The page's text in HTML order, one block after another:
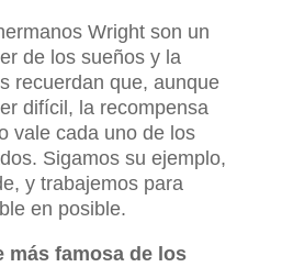
Wright son un
de los sueños y la
recuerdan que, aunque
difícil, la recompensa
vale cada uno de los
Sigamos su ejemplo,
y trabajemos para
en posible.
más famosa de los